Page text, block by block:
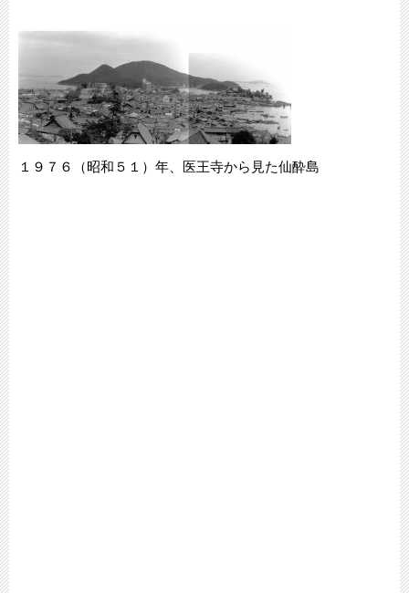
１９７６（昭和５１）年、医王寺から見た仙酔島